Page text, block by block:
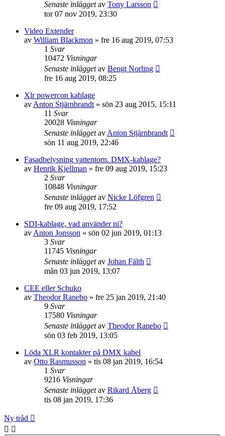
Senaste inläggetav Tony Larsson
tor 07 nov 2019, 23:30
Video Extender
av William Blackmon » fre 16 aug 2019, 07:53
1 Svar
10472 Visningar
Senaste inläggetav Bengt Norling
fre 16 aug 2019, 08:25
Xlr powercon kablage
av Anton Stjärnbrandt » sön 23 aug 2015, 15:11
11 Svar
20028 Visningar
Senaste inläggetav Anton Stjärnbrandt
sön 11 aug 2019, 22:46
Fasadbelysning vattentorn. DMX-kablage?
av Henrik Kjellman » fre 09 aug 2019, 15:23
2 Svar
10848 Visningar
Senaste inläggetav Nicke Löfgren
fre 09 aug 2019, 17:52
SDI-kablage, vad använder ni?
av Anton Jonsson » sön 02 jun 2019, 01:13
3 Svar
11745 Visningar
Senaste inläggetav Johan Fälth
mån 03 jun 2019, 13:07
CEE eller Schuko
av Theodor Ranebo » fre 25 jan 2019, 21:40
9 Svar
17580 Visningar
Senaste inläggetav Theodor Ranebo
sön 03 feb 2019, 13:05
Löda XLR kontakter på DMX kabel
av Otto Rasmusson » tis 08 jan 2019, 16:54
1 Svar
9216 Visningar
Senaste inläggetav Rikard Åberg
tis 08 jan 2019, 17:36
Ny tråd